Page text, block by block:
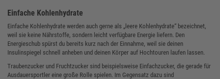
Einfache Kohlenhydrate
Einfache Kohlenhydrate werden auch gerne als „leere Kohlenhydrate“ bezeichnet,
weil sie keine Nährstoffe, sondern leicht verfügbare Energie liefern. Den
Energieschub spürst du bereits kurz nach der Einnahme, weil sie deinen
Insulinspiegel schnell anheben und deinen Körper auf Hochtouren laufen lassen.
Traubenzucker und Fruchtzucker sind beispielsweise Einfachzucker, die gerade für
Ausdauersportler eine große Rolle spielen. Im Gegensatz dazu sind